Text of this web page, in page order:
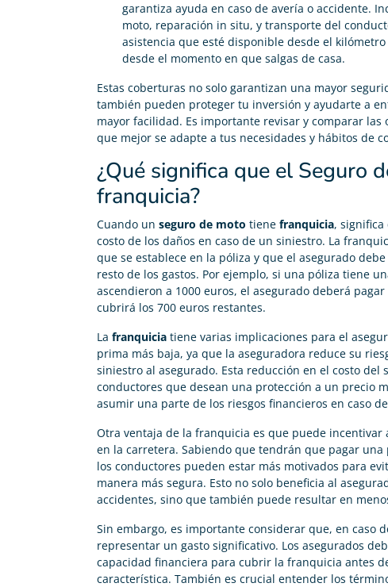
garantiza ayuda en caso de avería o accidente.
moto, reparación in situ, y transporte del
asistencia que esté disponible desde el
desde el momento en que salgas de casa.
Estas coberturas no solo garantizan una mayor
también pueden proteger tu inversión y ayudarte a
mayor facilidad. Es importante revisar y comparar
que mejor se adapte a tus necesidades y hábitos de
¿Qué significa que el Seguro
franquicia?
Cuando un seguro de moto tiene franquicia,
costo de los daños en caso de un siniestro. La
que se establece en la póliza y que el asegurado
resto de los gastos. Por ejemplo, si una póliza tiene
ascendieron a 1000 euros, el asegurado deberá
cubrirá los 700 euros restantes.
La franquicia tiene varias implicaciones para el
prima más baja, ya que la aseguradora reduce su
siniestro al asegurado. Esta reducción en el costo del
conductores que desean una protección a un precio
asumir una parte de los riesgos financieros en caso
Otra ventaja de la franquicia es que puede incentivar
en la carretera. Sabiendo que tendrán que pagar una
los conductores pueden estar más motivados para
manera más segura. Esto no solo beneficia al
accidentes, sino que también puede resultar en
Sin embargo, es importante considerar que, en caso
representar un gasto significativo. Los asegurados
capacidad financiera para cubrir la franquicia antes
característica. También es crucial entender los